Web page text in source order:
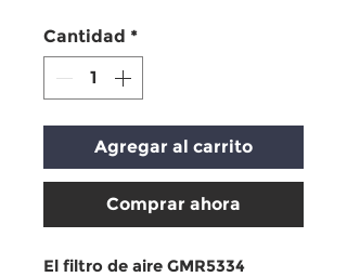
Cantidad *
Agregar al carrito
Comprar ahora
El filtro de aire GMR5334